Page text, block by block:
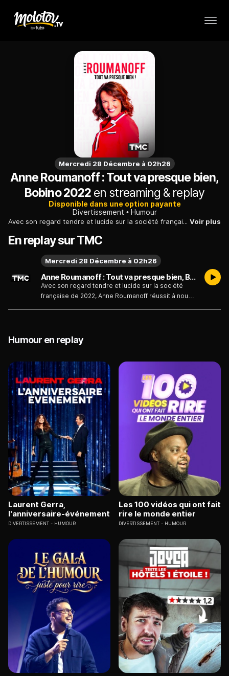
Mercredi 28 Décembre à 02h26
Anne Roumanoff : Tout va presque bien,
Bobino 2022 en streaming & replay
Disponible dans une option payante
Divertissement
Humour
Avec son regard tendre et lucide sur la société française de 2022, Anne Roumanoff réussit à faire rire de cette période compliquée. Toutes sortes de sujets sont abordés : le résultat des présidentielles, Emmanuel Macron, les réseaux sociaux, les femmes divorcées, le politiquement correct, le télétravail, les rencontres amoureuses, une influenceuse obsédée par ses likes, les cookies des ordinateurs qui espionnent les utilisateurs ou encore les recommandations d'une voyante. Voir plus
En replay sur TMC
Anne Roumanoff : Tout va presque bien, Bobino 2022 - Bobino 2022 - Émission du mercredi 28 décembre 2022
Avec son regard tendre et lucide sur la société
française de 2022, Anne Roumanoff réussit à nous
amoureuses, une influenceuse obsédée par ses
likes, les cookies des ordinateurs qui nous
à être plus attentif dans votre couple… Tout ne va
pas très bien mais avec après cette soirée avec
Anne Roumanoff, on se sent vraiment mieux !
Mercredi 28 Décembre à 02h26
Humour en replay
Laurent Gerra,
l'anniversaire-événement
DIVERTISSEMENT HUMOUR
Les 100 vidéos qui ont fait
rire le monde entier
DIVERTISSEMENT HUMOUR